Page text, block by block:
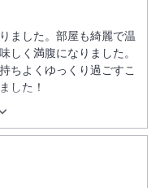
ました。部屋も綺麗で温
しく満腹になりました。
ちよくゆっくり過ごすこ
した！